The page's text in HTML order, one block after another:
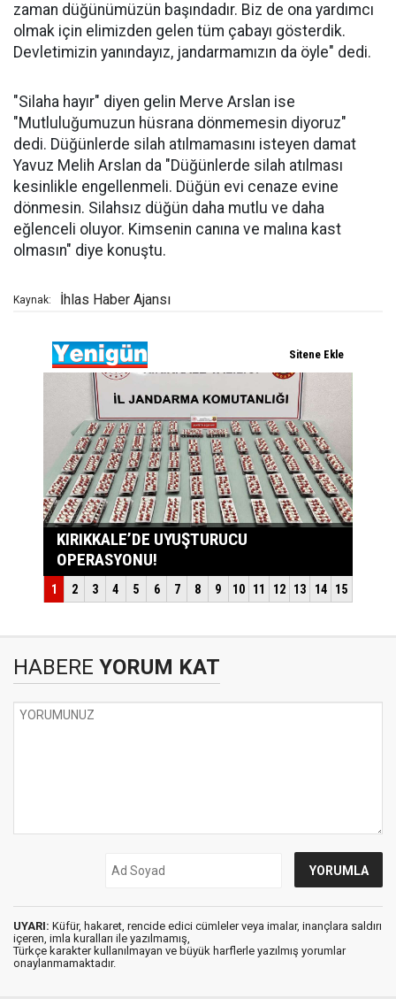
zaman düğünümüzün başındadır. Biz de ona yardımcı
olmak için elimizden gelen tüm çabayı gösterdik.
Devletimizin yanındayız, jandarmamızın da öyle" dedi.
"Silaha hayır" diyen gelin Merve Arslan ise
"Mutluluğumuzun hüsrana dönmemesin diyoruz"
dedi. Düğünlerde silah atılmamasını isteyen damat
Yavuz Melih Arslan da "Düğünlerde silah atılması
kesinlikle engellenmeli. Düğün evi cenaze evine
dönmesin. Silahsız düğün daha mutlu ve daha
eğlenceli oluyor. Kimsenin canına ve malına kast
olmasın" diye konuştu.
Kaynak: İhlas Haber Ajansı
HABERE YORUM KAT
UYARI: Küfür, hakaret, rencide edici cümleler veya imalar, inançlara saldırı
içeren, imla kuralları ile yazılmamış,
Türkçe karakter kullanılmayan ve büyük harflerle yazılmış yorumlar
onaylanmamaktadır.